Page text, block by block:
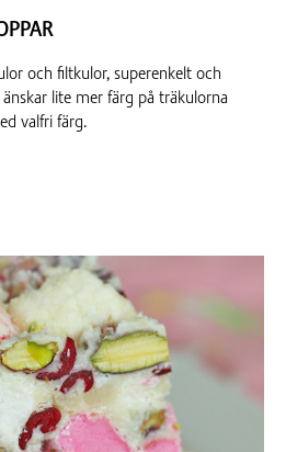
och filtkulor, superenkelt och
lite mer färg på träkulorna
valfri färg.